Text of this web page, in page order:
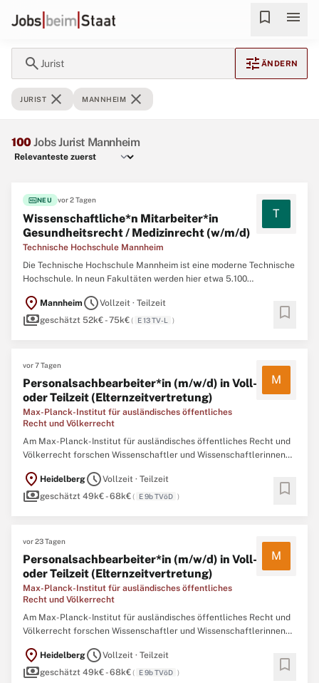
bookmark menu
search Jurist tune ÄNDERN
JURIST close MANNHEIM close
100Jobs Jurist Mannheim
fiber_newNEU vor 2 Tagen
Wissenschaftliche*n Mitarbeiter*in
Gesundheitsrecht / Medizinrecht (w/m/d)
Technische Hochschule Mannheim
T
Die Technische Hochschule Mannheim ist eine moderne Technische
Hochschule. In neun Fakultäten werden hier etwa 5.100
unter den Hochschulen für Angewandte Wissenschaften führend
und kooperiert mit vielen bedeutenden Unternehmen. Wir bieten ...
location_on Mannheim scheduleVollzeit · Teilzeit
paymentsgeschätzt 52k€ - 75k€( E 13 TV-L ) bookmark
vor 7 Tagen
Personalsachbearbeiter*in (m/w/d) in Voll-
oder Teilzeit (Elternzeitvertretung)
Max-Planck-Institut für ausländisches öffentliches
Recht und Völkerrecht
M
Am Max-Planck-Institut für ausländisches öffentliches Recht und
Völkerrecht forschen Wissenschaftler und Wissenschaftlerinnen
Unionsrechts und des öffentlichen Rechts verschiedener Staaten,
zusammen mit zahlreichen Gastforschenden aus der ganzen ...
location_on HeidelbergscheduleVollzeit · Teilzeit
paymentsgeschätzt 49k€ - 68k€( E 9b TVöD ) bookmark
vor 23 Tagen
Personalsachbearbeiter*in (m/w/d) in Voll-
oder Teilzeit (Elternzeitvertretung)
Max-Planck-Institut für ausländisches öffentliches
Recht und Völkerrecht
M
Am Max-Planck-Institut für ausländisches öffentliches Recht und
Völkerrecht forschen Wissenschaftler und Wissenschaftlerinnen
Unionsrechts und des öffentlichen Rechts verschiedener Staaten,
zusammen mit zahlreichen Gastforschenden aus der ganzen ...
location_on HeidelbergscheduleVollzeit · Teilzeit
paymentsgeschätzt 49k€ - 68k€( E 9b TVöD ) bookmark